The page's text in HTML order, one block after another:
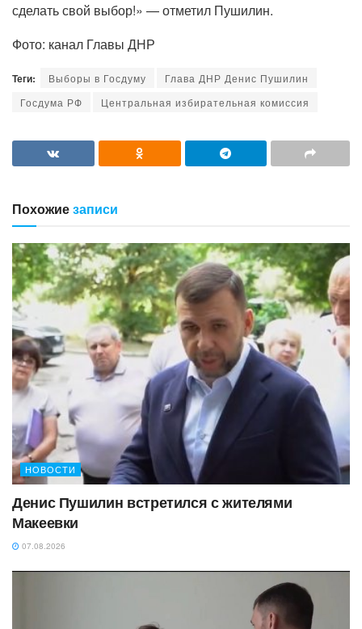
сделать свой выбор!» — отметил Пушилин.
Фото: канал Главы ДНР
Теги: Выборы в Госдуму
Глава ДНР Денис Пушилин
Госдума РФ
Центральная избирательная комиссия
Похожиезаписи
НОВОСТИ
Денис Пушилин встретился с жителями
Макеевки
07.08.2026